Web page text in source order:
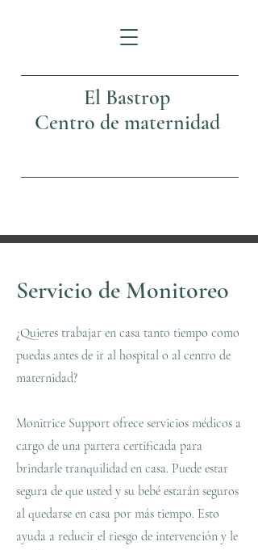
El Bastrop
Centro de maternidad
Servicio de Monitoreo
¿Quieres trabajar en casa tanto tiempo como
puedas antes de ir al hospital o al centro de
maternidad?
Monitrice Support ofrece servicios médicos a
cargo de una partera certificada para
brindarle tranquilidad en casa. Puede estar
segura de que usted y su bebé estarán seguros
al quedarse en casa por más tiempo. Esto
ayuda a reducir el riesgo de intervención y le